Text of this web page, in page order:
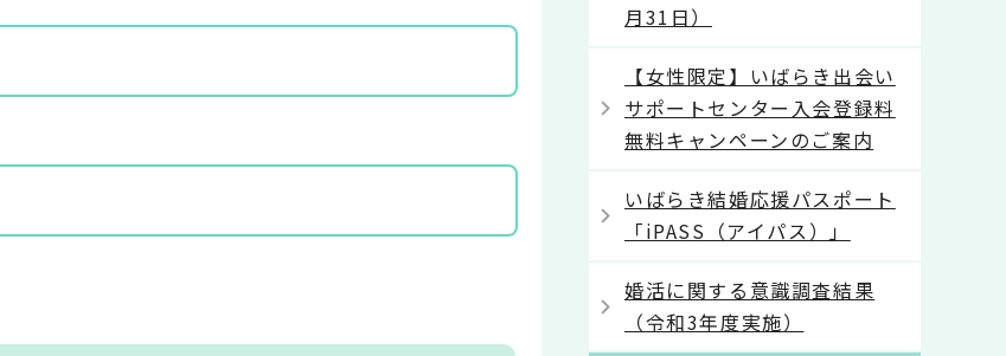
月31日）
【女性限定】いばらき出会い
サポートセンター入会登録料
無料キャンペーンのご案内
いばらき結婚応援パスポート
「iPASS（アイパス）」
婚活に関する意識調査結果
（令和3年度実施）